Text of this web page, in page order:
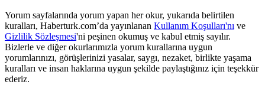
Yorum sayfalarında yorum yapan her okur, yukarıda belirtilen
kuralları, Haberturk.com’da yayınlanan Kullanım Koşulları'nı ve
Gizlilik Sözleşmesi'ni peşinen okumuş ve kabul etmiş sayılır.
Bizlerle ve diğer okurlarımızla yorum kurallarına uygun
yorumlarınızı, görüşlerinizi yasalar, saygı, nezaket, birlikte yaşama
kuralları ve insan haklarına uygun şekilde paylaştığınız için teşekkür
ederiz.